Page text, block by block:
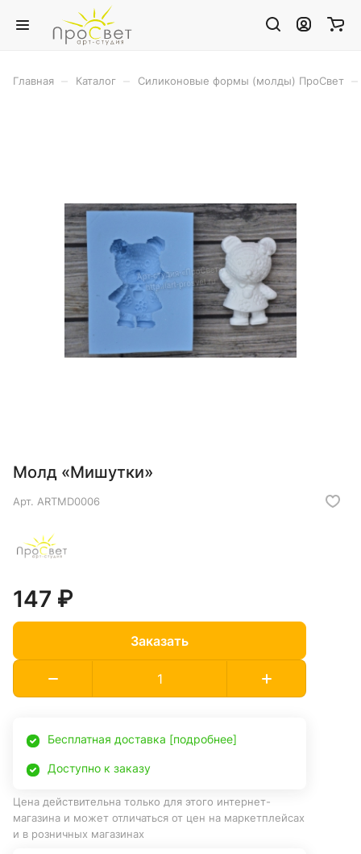
Главная Каталог Силиконовые формы (молды) ПроСвет
Молд «Мишутки»
Арт. ARTMD0006
147 ₽
Заказать
Бесплатная доставка [подробнее]
Доступно к заказу
Цена действительна только для этого интернет-
магазина и может отличаться от цен на маркетплейсах
и в розничных магазинах